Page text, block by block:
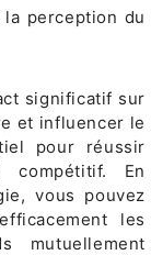
perception du
significatif sur
et influencer le
pour réussir
compétitif. En
vous pouvez
les
mutuellement